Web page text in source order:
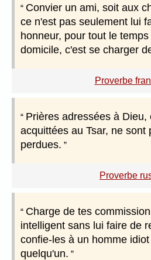
Convier un ami, soit aux
ce n'est pas seulement lui
honneur, pour tout le
domicile, c'est se charger
Proverbe
Prières adressées à Dieu,
acquittées au Tsar, ne sont
perdues.
Proverbe
Charge de tes
intelligent sans lui faire de
confie-les à un homme
quelqu'un.